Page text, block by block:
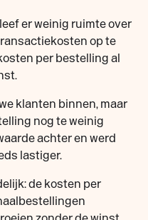
er weinig ruimte over
op te
per bestelling al
klanten binnen, maar
nog te weinig
achter en werd
lastiger.
de kosten per